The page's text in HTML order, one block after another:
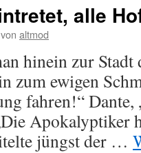
alle
von altmod
hinein zur
zum ewigen
fahren!“
Apokalyptiker
jüngst der …